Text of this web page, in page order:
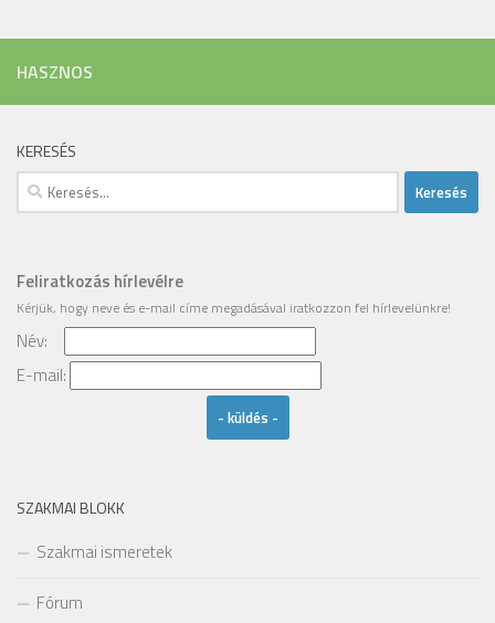
HASZNOS
KERESÉS
Keresés:
Feliratkozás hírlevélre
Kérjük, hogy neve és e-mail címe megadásával iratkozzon fel hírlevelünkre!
Név:
E-mail:
SZAKMAI BLOKK
Szakmai ismeretek
Fórum